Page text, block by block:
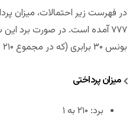
در فهرست زیر احتمالات، میزان
بونس ۳۰ برابری (که در مجموع ۲۱۰ به ۱ می‌شود) برنده خواهد شد.
میزان پرداختی
برد: ۲۱۰ به ۱